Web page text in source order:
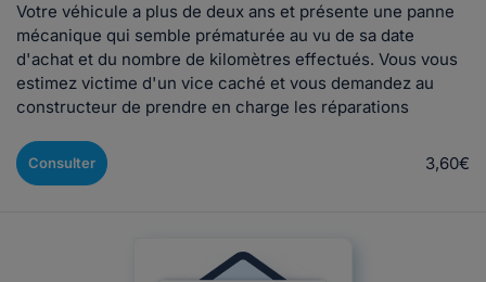
Votre véhicule a plus de deux ans et présente une panne
mécanique qui semble prématurée au vu de sa date
d'achat et du nombre de kilomètres effectués. Vous vous
estimez victime d'un vice caché et vous demandez au
constructeur de prendre en charge les réparations
Consulter 3,60€